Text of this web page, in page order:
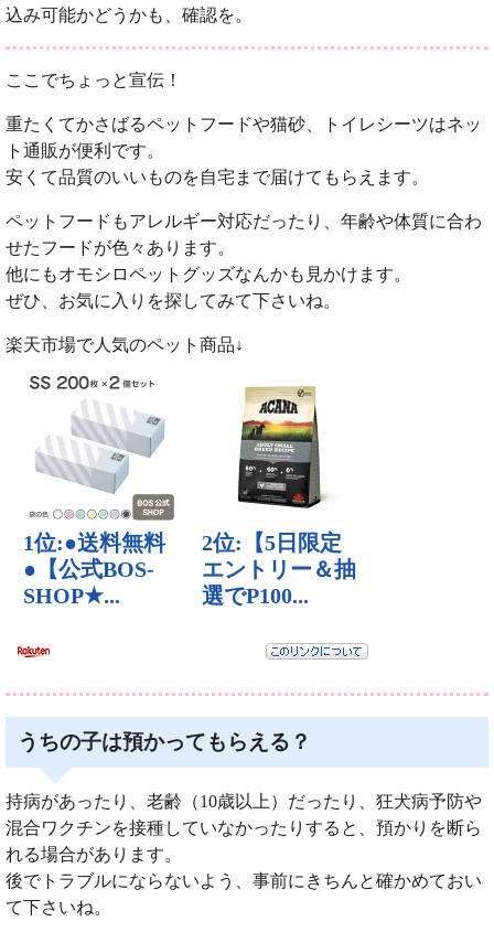
込み可能かどうかも、確認を。
ここでちょっと宣伝！
重たくてかさばるペットフードや猫砂、トイレシーツはネッ
ト通販が便利です。
安くて品質のいいものを自宅まで届けてもらえます。
ペットフードもアレルギー対応だったり、年齢や体質に合わ
せたフードが色々あります。
他にもオモシロペットグッズなんかも見かけます。
ぜひ、お気に入りを探してみて下さいね。
楽天市場で人気のペット商品↓
うちの子は預かってもらえる？
持病があったり、老齢（10歳以上）だったり、狂犬病予防や
混合ワクチンを接種していなかったりすると、預かりを断ら
れる場合があります。
後でトラブルにならないよう、事前にきちんと確かめておい
て下さいね。